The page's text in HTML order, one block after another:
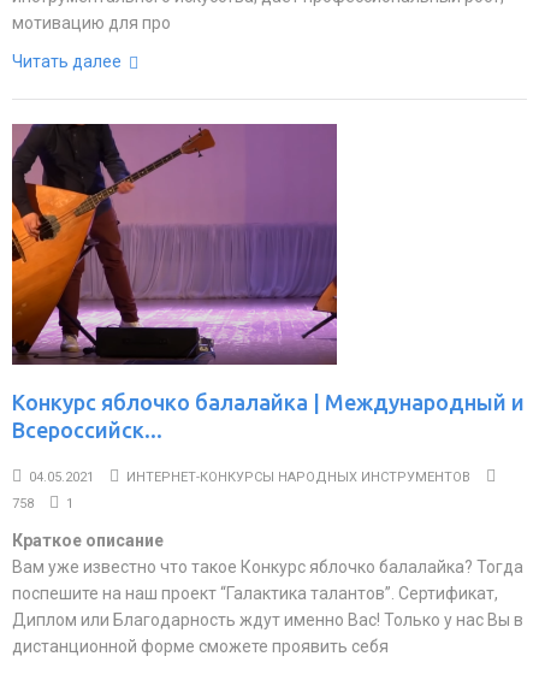
мотивацию для про
Читать далее
Конкурс яблочко балалайка | Международный и
Всероссийск...
04.05.2021
ИНТЕРНЕТ-КОНКУРСЫ НАРОДНЫХ ИНСТРУМЕНТОВ
758
1
Краткое описание
Вам уже известно что такое Конкурс яблочко балалайка? Тогда
поспешите на наш проект “Галактика талантов”. Сертификат,
Диплом или Благодарность ждут именно Вас! Только у нас Вы в
дистанционной форме сможете проявить себя